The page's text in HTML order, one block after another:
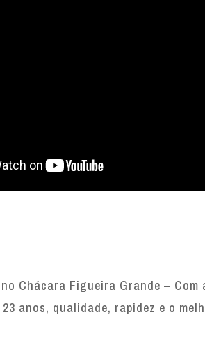
Chácara Figueira Grande –
23 anos, qualidade, rapidez e o